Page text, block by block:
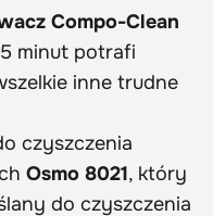
Compo-Clean
minut potrafi
inne trudne
czyszczenia
Osmo 8021, który
do czyszczenia